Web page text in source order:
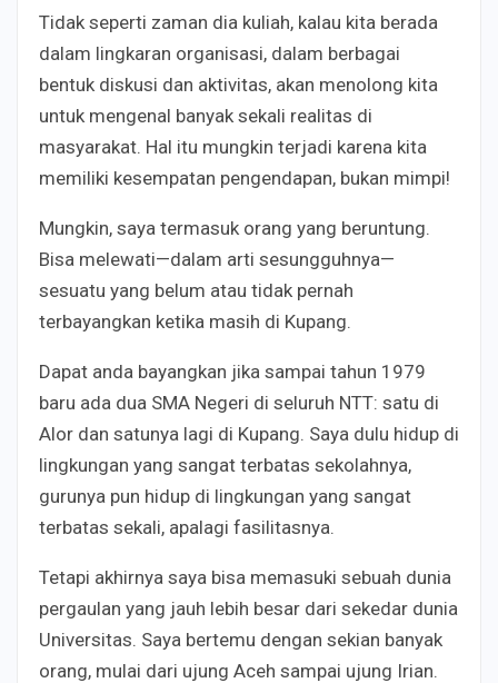
Tidak seperti zaman dia kuliah, kalau kita berada
dalam lingkaran organisasi, dalam berbagai
bentuk diskusi dan aktivitas, akan menolong kita
untuk mengenal banyak sekali realitas di
masyarakat. Hal itu mungkin terjadi karena kita
memiliki kesempatan pengendapan, bukan mimpi!
Mungkin, saya termasuk orang yang beruntung.
Bisa melewati—dalam arti sesungguhnya—
sesuatu yang belum atau tidak pernah
terbayangkan ketika masih di Kupang.
Dapat anda bayangkan jika sampai tahun 1979
baru ada dua SMA Negeri di seluruh NTT: satu di
Alor dan satunya lagi di Kupang. Saya dulu hidup di
lingkungan yang sangat terbatas sekolahnya,
gurunya pun hidup di lingkungan yang sangat
terbatas sekali, apalagi fasilitasnya.
Tetapi akhirnya saya bisa memasuki sebuah dunia
pergaulan yang jauh lebih besar dari sekedar dunia
Universitas. Saya bertemu dengan sekian banyak
orang, mulai dari ujung Aceh sampai ujung Irian.